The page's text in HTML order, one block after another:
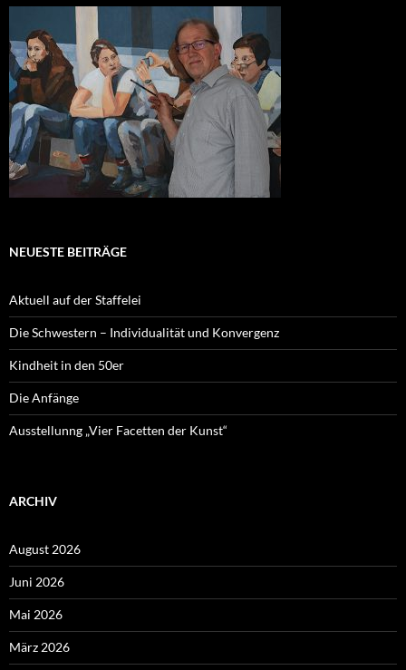
NEUESTE BEITRÄGE
Aktuell auf der Staffelei
Die Schwestern – Individualität und Konvergenz
Kindheit in den 50er
Die Anfänge
Ausstellunng „Vier Facetten der Kunst“
ARCHIV
August 2026
Juni 2026
Mai 2026
März 2026